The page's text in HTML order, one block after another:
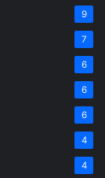
9
7
6
6
6
4
4